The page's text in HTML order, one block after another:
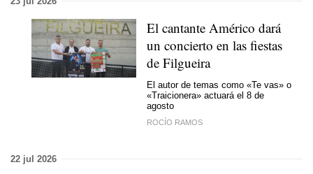
El cantante Américo dará
un concierto en las fiestas
de Filgueira
El autor de temas como «Te vas» o
«Traicionera» actuará el 8 de
agosto
ROCÍO RAMOS
22 jul 2026